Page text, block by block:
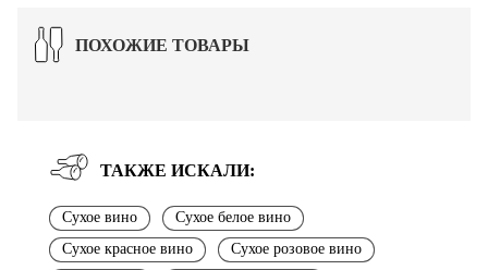
ПОХОЖИЕ ТОВАРЫ
ТАКЖЕ ИСКАЛИ:
Сухое вино
Сухое белое вино
Сухое красное вино
Сухое розовое вино